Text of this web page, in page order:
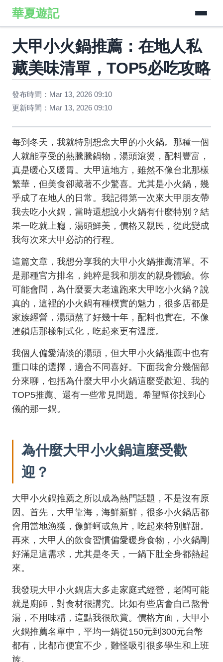
華夏遊記
大甲小火鍋推薦：在地人私
藏美味清單，TOP5必吃攻略
發布時間：Mar 13, 2026 09:10
更新時間：Mar 13, 2026 09:10
每到冬天，我就特別想念大甲的小火鍋。那種一個
人就能享受的熱騰騰鍋物，湯頭滾燙，配料豐富，
真是暖心又暖胃。大甲這地方，雖然不像台北那樣
繁華，但美食卻藏著不少驚喜。尤其是小火鍋，幾
乎成了在地人的日常。我記得第一次來大甲朋友帶
我去吃小火鍋，當時還想說小火鍋有什麼特別？結
果一吃就上癮，湯頭鮮美，價格又親民，從此變成
我每次來大甲必訪的行程。
這篇文章，我想分享我的大甲小火鍋推薦清單。不
是那種官方排名，純粹是我和朋友的親身體驗。你
可能會問，為什麼要大老遠跑來大甲吃小火鍋？說
真的，這裡的小火鍋有種樸實的魅力，很多店都是
家族經營，湯頭熬了好幾十年，配料也實在。不像
連鎖店那樣制式化，吃起來更有溫度。
我個人偏愛清淡的湯頭，但大甲小火鍋推薦中也有
重口味的選擇，適合不同喜好。下面我會分幾個部
分來聊，包括為什麼大甲小火鍋這麼受歡迎、我的
TOP5推薦、還有一些常見問題。希望幫你找到心
儀的那一鍋。
為什麼大甲小火鍋這麼受歡
迎？
大甲小火鍋推薦之所以成為熱門話題，不是沒有原
因。首先，大甲靠海，海鮮新鮮，很多小火鍋店都
會用當地漁獲，像鮮蚵或魚片，吃起來特別鮮甜。
再來，大甲人的飲食習慣偏愛暖身食物，小火鍋剛
好滿足這需求，尤其是冬天，一鍋下肚全身都熱起
來。
我發現大甲小火鍋店大多走家庭式經營，老闆可能
就是廚師，對食材很講究。比如有些店會自己熬骨
湯，不用味精，這點我很欣賞。價格方面，大甲小
火鍋推薦名單中，平均一鍋從150元到300元台幣
都有，比都市便宜不少，難怪吸引很多學生和上班
族。